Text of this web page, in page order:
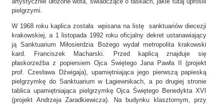
pielgrzymi.
W 1968 roku kaplica została wpisana na listę sanktuariów diecezji
krakowskiej, a 1 listopada 1992 roku oficjalny dekret ustanawiający
ją Sanktuarium Miłosierdzia Bożego wydał metropolita krakowski
kard. Franciszek Macharski. Przed kaplicą znajduje się
płaskorzeźba z popiersiem Ojca Świętego Jana Pawła II (projekt
prof. Czesława Dźwigaja), upamiętniająca jego pierwszą papieską
pielgrzymkę do Sanktuarium w Łagiewnikach, a po drugiej stronie
tablica upamiętniająca pielgrzymkę Ojca Świętego Benedykta XVI
(projekt Andrzeja Zaradkiewicza). Na budynku klasztornym, przy